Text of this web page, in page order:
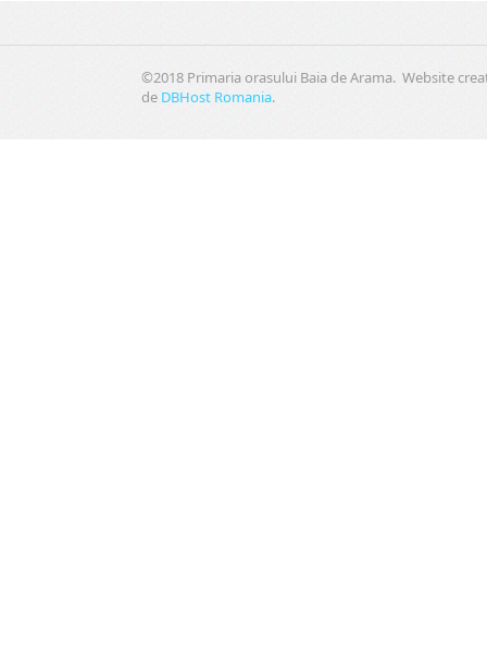
©2018 Primaria orasului Baia de Arama. Website
de DBHost Romania.